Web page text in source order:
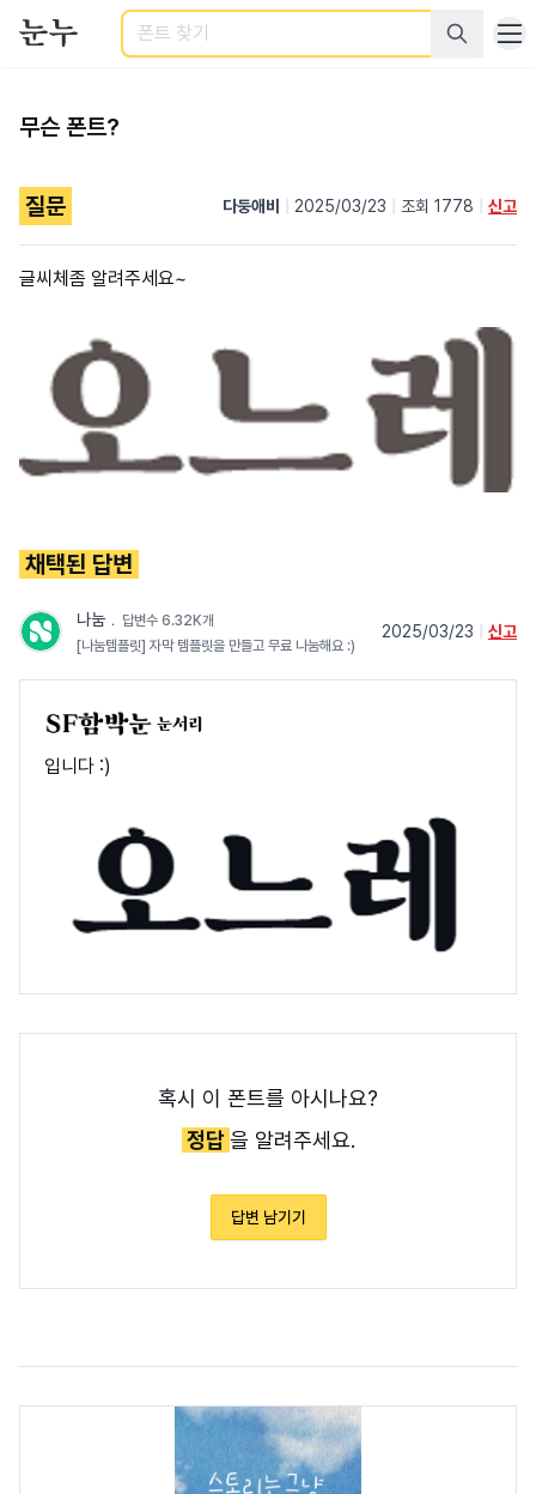
검색
무슨 폰트?
질문 다둥애비 2025/03/23 조회 1778 신고
글씨체좀 알려주세요~
채택된 답변
나눔 ﹒ 답변수 6.32K개
[나눔템플릿] 자막 템플릿을 만들고 무료 나눔해요 :)
2025/03/23 신고
눈서리
입니다 :)
혹시 이 폰트를 아시나요?
정답을 알려주세요.
답변 남기기